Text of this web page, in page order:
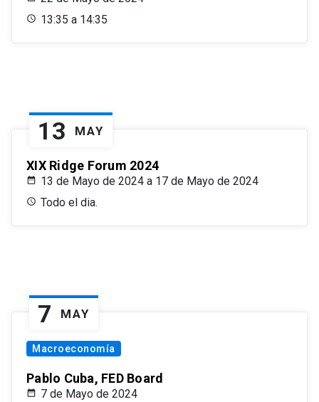
13:35 a 14:35
13 MAY
XIX Ridge Forum 2024
13 de Mayo de 2024 a 17 de Mayo de 2024
Todo el dia.
7 MAY
Macroeconomía
Pablo Cuba, FED Board
7 de Mayo de 2024